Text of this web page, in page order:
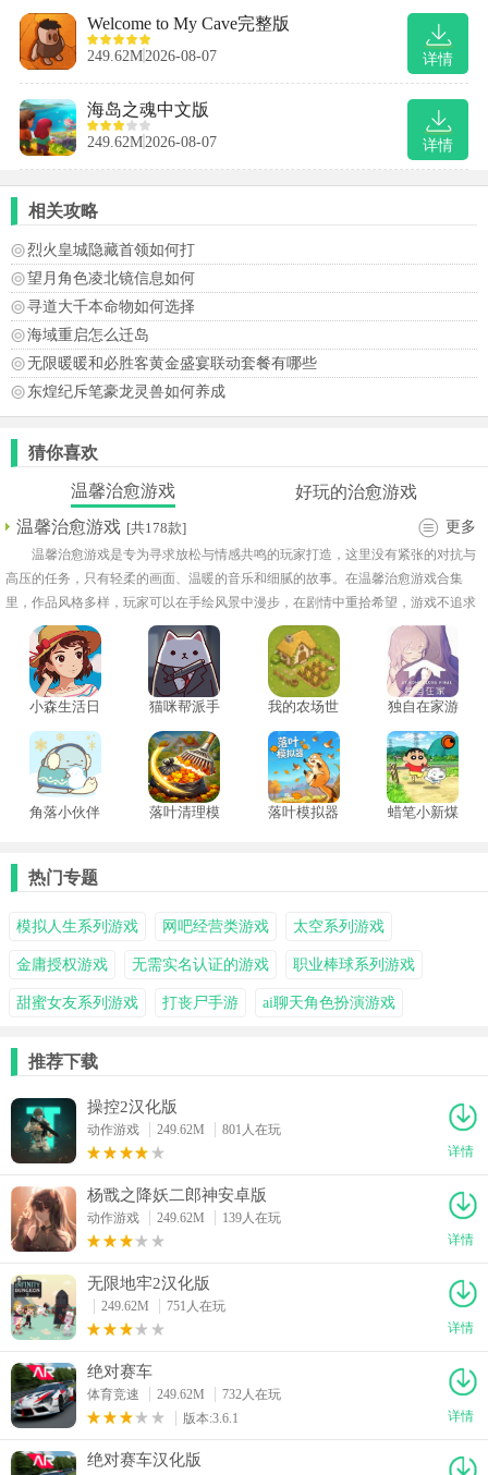
详情
Welcome to My Cave完整版
249.62M 2026-08-07
详情
海岛之魂中文版
249.62M 2026-08-07
相关攻略
烈火皇城隐藏首领如何打
望月角色凌北镜信息如何
寻道大千本命物如何选择
海域重启怎么迁岛
无限暖暖和必胜客黄金盛宴联动套餐有哪些
东煌纪斥笔豪龙灵兽如何养成
猜你喜欢
温馨治愈游戏
好玩的治愈游戏
温馨治愈游戏 [共178款] 更多
温馨治愈游戏是专为寻求放松与情感共鸣的玩家打造，这里没有紧张的对抗与
高压的任务，只有轻柔的画面、温暖的音乐和细腻的故事。在温馨治愈游戏合集
里，作品风格多样，玩家可以在手绘风景中漫步，在剧情中重拾希望，游戏不追求
速度与胜负，而是引导玩家慢下来，用心体验游戏带来的陪伴。
小森生活日
猫咪帮派手
我的农场世
独自在家游
角落小伙伴
落叶清理模
落叶模拟器
蜡笔小新煤
热门专题
模拟人生系列游戏 网吧经营类游戏 太空系列游戏
金庸授权游戏 无需实名认证的游戏 职业棒球系列游戏
甜蜜女友系列游戏 打丧尸手游 ai聊天角色扮演游戏
推荐下载
操控2汉化版
动作游戏 249.62M
801人在玩
详情
杨戬之降妖二郎神安卓版
动作游戏 249.62M
139人在玩
详情
无限地牢2汉化版
249.62M
751人在玩
详情
绝对赛车
体育竞速 249.62M
732人在玩
版本:3.6.1
详情
绝对赛车汉化版